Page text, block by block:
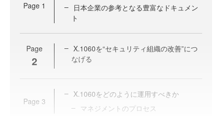
Page 1
日本企業の参考となる豊富なドキュメン
ト
Page
2
X.1060を“セキュリティ組織の改善”につ
なげる
Page 3
X.1060をどのように運用すべきか
マネジメントのプロセス